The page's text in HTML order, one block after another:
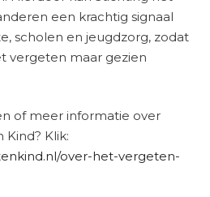
een krachtig signaal
scholen en jeugdzorg, zodat
vergeten maar gezien
of meer informatie over
Klik:
over-het-vergeten-